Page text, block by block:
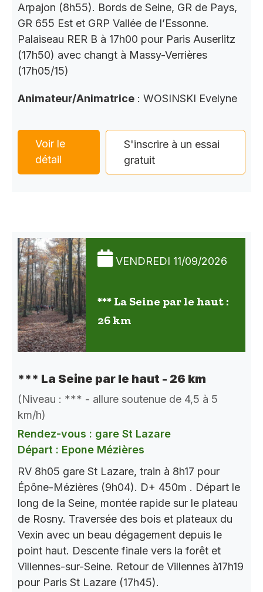
Arpajon (8h55). Bords de Seine, GR de Pays,
GR 655 Est et GRP Vallée de l’Essonne.
Palaiseau RER B à 17h00 pour Paris Auserlitz
(17h50) avec changt à Massy-Verrières
(17h05/15)
Animateur/Animatrice : WOSINSKI Evelyne
Voir le
détail
S'inscrire à un essai
gratuit
VENDREDI 11/09/2026
*** La Seine par le haut :
26 km
*** La Seine par le haut - 26 km
(Niveau : *** - allure soutenue de 4,5 à 5
km/h)
Rendez-vous : gare St Lazare
Départ : Epone Mézières
RV 8h05 gare St Lazare, train à 8h17 pour
Épône-Mézières (9h04). D+ 450m . Départ le
long de la Seine, montée rapide sur le plateau
de Rosny. Traversée des bois et plateaux du
Vexin avec un beau dégagement depuis le
point haut. Descente finale vers la forêt et
Villennes-sur-Seine. Retour de Villennes à17h19
pour Paris St Lazare (17h45).